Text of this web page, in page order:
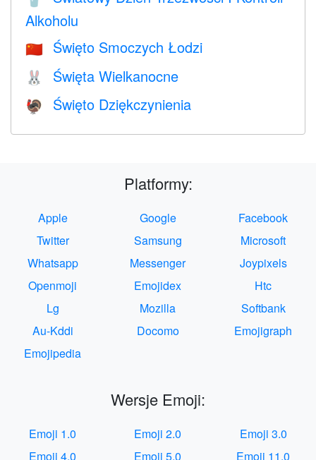
Alkoholu
🇨🇳 Święto Smoczych Łodzi
🐰 Święta Wielkanocne
🦃 Święto Dziękczynienia
Platformy:
Apple Google
Facebook
Twitter
Samsung
Microsoft
Whatsapp
Messenger
Joypixels
Openmoji
Emojidex
Htc
Lg
Mozilla
Softbank
Au-Kddi
Docomo
Emojigraph
Emojipedia
Wersje Emoji:
Emoji 1.0 Emoji 2.0
Emoji 3.0
Emoji 4.0
Emoji 5.0 Emoji 11.0